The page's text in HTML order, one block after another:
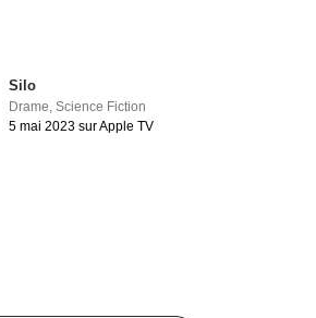
Silo
Drame,Science Fiction
5 mai 2023 sur Apple TV